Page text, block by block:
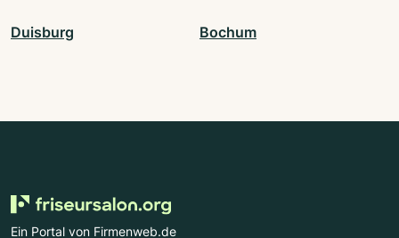
Duisburg Bochum
Ein Portal von Firmenweb.de